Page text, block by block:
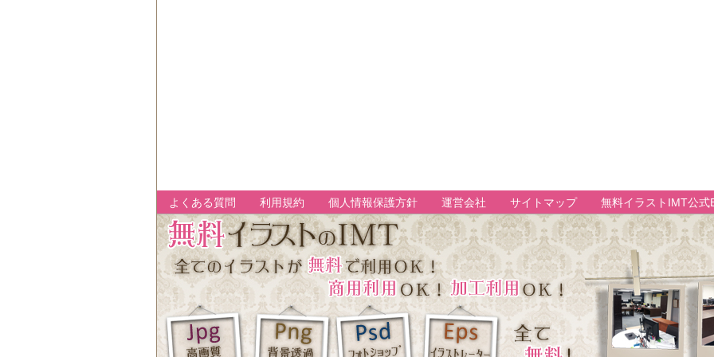
よくある質問 利用規約 個人情報保護方針 運営会社 サイトマップ 無料イラストIMT公式